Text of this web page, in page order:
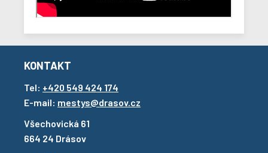
KONTAKT
Tel: +420 549 424 174
E-mail: mestys@drasov.cz
Všechovická 61
664 24 Drásov